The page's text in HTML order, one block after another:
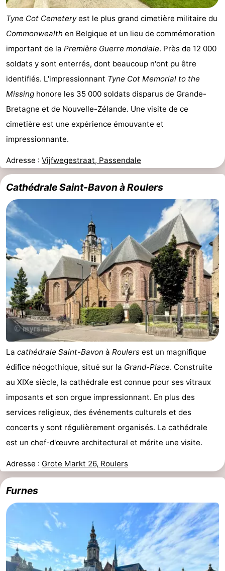
Tyne Cot Cemeteryest le plus grand cimetière militaire du
Commonwealth en Belgique et un lieu de commémoration
important de la Première Guerre mondiale. Près de 12 000
soldats y sont enterrés, dont beaucoup n'ont pu être
identifiés. L'impressionnant Tyne Cot Memorial to the
Missing honore les 35 000 soldats disparus de Grande-
Bretagne et de Nouvelle-Zélande. Une visite de ce
cimetière est une expérience émouvante et
impressionnante.
Adresse : Vijfwegestraat, Passendale
Cathédrale Saint-Bavon à Roulers
La cathédrale Saint-Bavon à Roulers est un magnifique
édifice néogothique, situé sur la Grand-Place. Construite
au XIXe siècle, la cathédrale est connue pour ses vitraux
imposants et son orgue impressionnant. En plus des
services religieux, des événements culturels et des
concerts y sont régulièrement organisés. La cathédrale
est un chef-d'œuvre architectural et mérite une visite.
Adresse : Grote Markt 26, Roulers
Furnes